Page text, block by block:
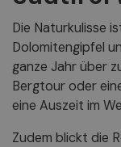
Die Naturkulisse
Dolomitengipfel
ganze Jahr über
Bergtour oder
eine Auszeit im
Zudem blickt die